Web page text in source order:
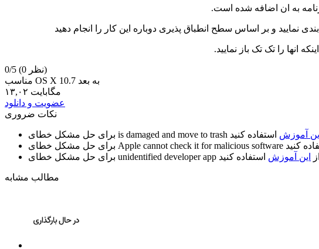
نمایید و بر اساس سطح انطباق پذیری دوباره این کار را انجام دهید
انها را تک تک باز نمایید.
0/5
(0 نظر)
مناسب OS X 10.7 به بعد
۱۳,۰۲ مگابایت
عضویت و دانلود
نکات ضروری
is damaged and move to trash این آموزش
Apple cannot check it for malicious software
unidentified developer app از این آموزش
مطالب مشابه